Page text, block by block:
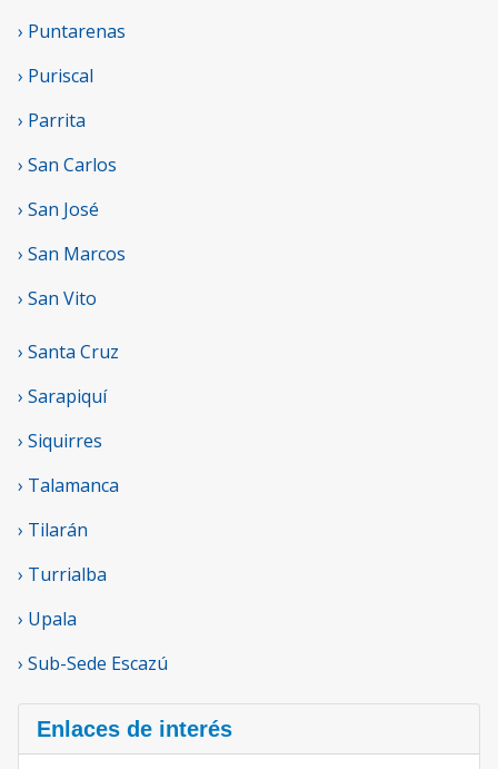
› Puntarenas
› Puriscal
› Parrita
› San Carlos
› San José
› San Marcos
› San Vito
› Santa Cruz
› Sarapiquí
› Siquirres
› Talamanca
› Tilarán
› Turrialba
› Upala
› Sub-Sede Escazú
Enlaces de interés